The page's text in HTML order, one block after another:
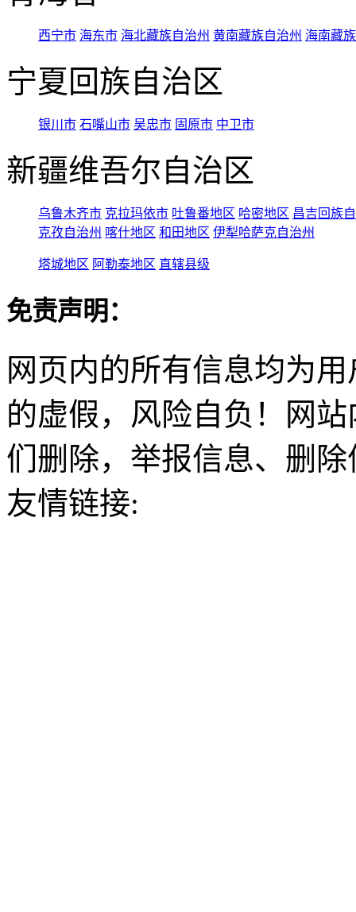
西宁市 海东市 海北藏族自治州 黄南藏族自治州 海南藏
宁夏回族自治区
银川市 石嘴山市 吴忠市 固原市 中卫市
新疆维吾尔自治区
乌鲁木齐市 克拉玛依市 吐鲁番地区 哈密地区 昌吉回族
克孜自治州 喀什地区 和田地区 伊犁哈萨克自治州
塔城地区 阿勒泰地区 直辖县级
免责声明：
网页内的所有信息均为
的虚假，风险自负！网
们删除，举报信息、删
友情链接: